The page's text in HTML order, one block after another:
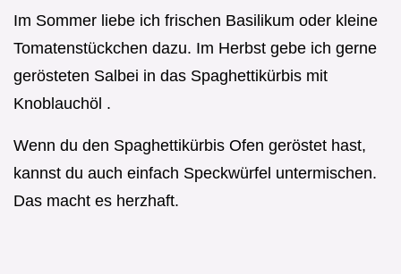
Im Sommer liebe ich frischen Basilikum oder kleine
Tomatenstückchen dazu. Im Herbst gebe ich gerne
gerösteten Salbei in das Spaghettikürbis mit
Knoblauchöl .
Wenn du den Spaghettikürbis Ofen geröstet hast,
kannst du auch einfach Speckwürfel untermischen.
Das macht es herzhaft.